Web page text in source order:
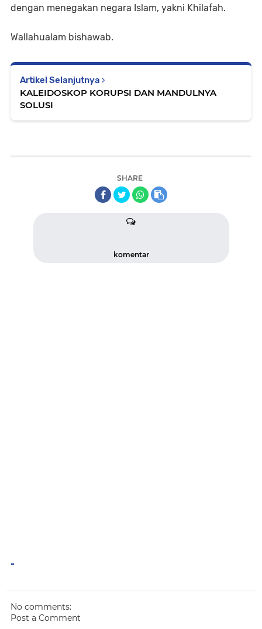
dengan menegakan negara Islam, yakni Khilafah.
Wallahualam bishawab.
Artikel Selanjutnya
KALEIDOSKOP KORUPSI DAN MANDULNYA
SOLUSI
SHARE
komentar
-
No comments:
Post a Comment